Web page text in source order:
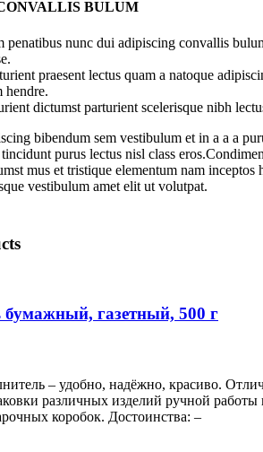
BULUM
penatibus nunc dui adipiscing convallis
praesent lectus quam a natoque
hendre.
dictumst parturient scelerisque nibh
bibendum sem vestibulum et in a a a
purus lectus nisl class
mus et tristique elementum nam inceptos
vestibulum amet elit ut volutpat.
газетный, 500 г
– удобно, надёжно, красиво.
различных изделий ручной работы
коробок. Достоинства: –